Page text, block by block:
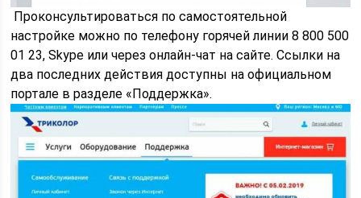
Проконсультироваться по самостоятельной
настройке можно по телефону горячей линии 8 800 500
01 23, Skype или через онлайн-чат на сайте. Ссылки на
два последних действия доступны на официальном
портале в разделе «Поддержка».